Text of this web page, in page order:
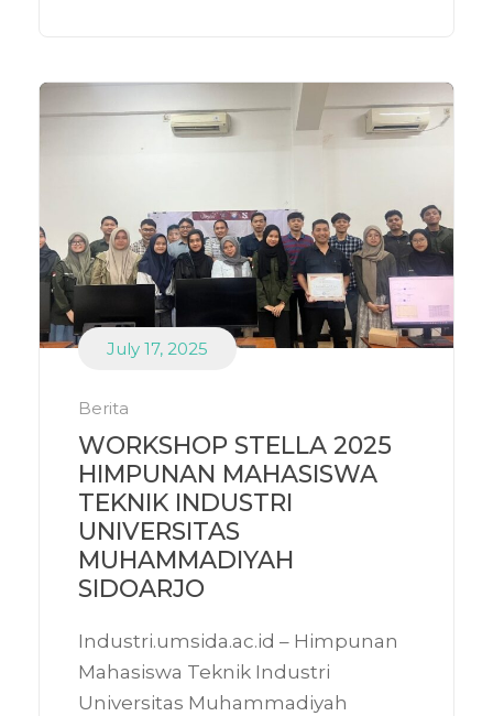
July 17, 2025
Berita
WORKSHOP STELLA 2025
HIMPUNAN MAHASISWA
TEKNIK INDUSTRI
UNIVERSITAS
MUHAMMADIYAH
SIDOARJO
Industri.umsida.ac.id – Himpunan
Mahasiswa Teknik Industri
Universitas Muhammadiyah